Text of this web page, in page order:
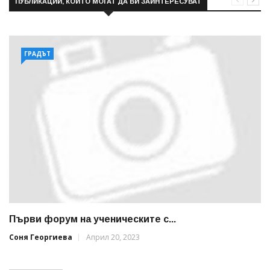
ГРАДЪТ
Първи форум на ученическите с...
Соня Георгиева
Април 20, 2023